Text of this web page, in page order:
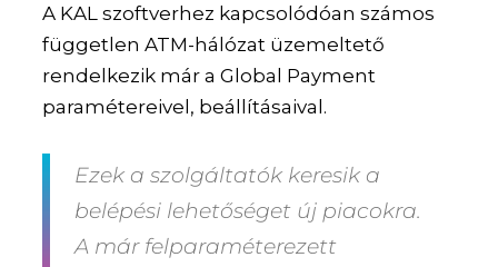
A KAL szoftverhez kapcsolódóan számos
független ATM-hálózat üzemeltető
rendelkezik már a Global Payment
paramétereivel, beállításaival.
Ezek a szolgáltatók keresik a
belépési lehetőséget új piacokra.
A már felparaméterezett